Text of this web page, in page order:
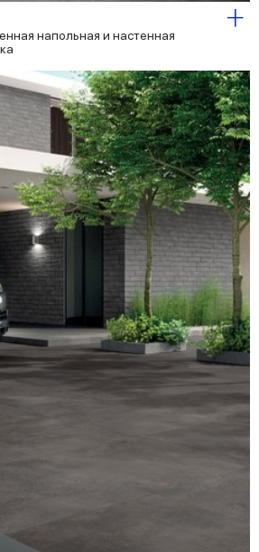
напольная и настенная